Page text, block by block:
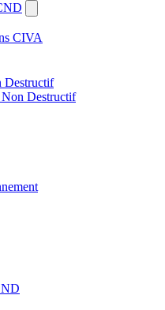
CIVA
Destructif
Destructif